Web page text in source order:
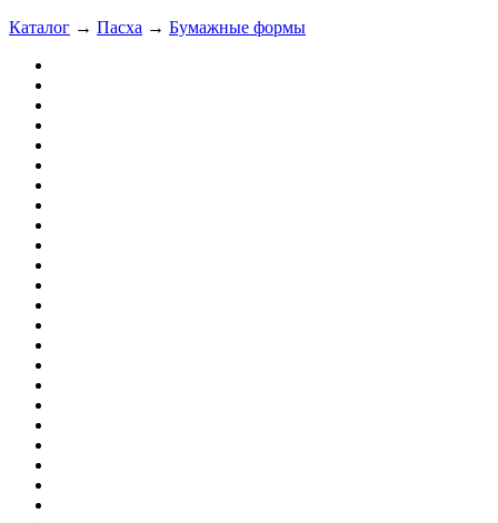
Каталог → Пасха → Бумажные формы